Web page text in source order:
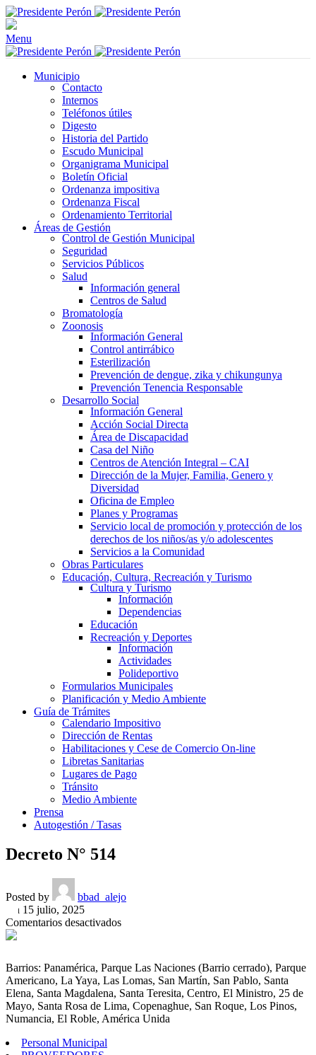
Menu
Municipio
Contacto
Internos
Teléfonos útiles
Digesto
Historia del Partido
Escudo Municipal
Organigrama Municipal
Boletín Oficial
Ordenanza impositiva
Ordenanza Fiscal
Ordenamiento Territorial
Áreas de Gestión
Control de Gestión Municipal
Seguridad
Servicios Públicos
Salud
Información general
Centros de Salud
Bromatología
Zoonosis
Información General
Control antirrábico
Esterilización
Prevención de dengue, zika y chikungunya
Prevención Tenencia Responsable
Desarrollo Social
Información General
Acción Social Directa
Área de Discapacidad
Casa del Niño
Centros de Atención Integral – CAI
Dirección de la Mujer, Familia, Genero y
Diversidad
Oficina de Empleo
Planes y Programas
Servicio local de promoción y protección de los
derechos de los niños/as y/o adolescentes
Servicios a la Comunidad
Obras Particulares
Educación, Cultura, Recreación y Turismo
Cultura y Turismo
Información
Dependencias
Educación
Recreación y Deportes
Información
Actividades
Polideportivo
Formularios Municipales
Planificación y Medio Ambiente
Guía de Trámites
Calendario Impositivo
Dirección de Rentas
Habilitaciones y Cese de Comercio On-line
Libretas Sanitarias
Lugares de Pago
Tránsito
Medio Ambiente
Prensa
Autogestión / Tasas
Decreto N° 514
Posted by
bbad_alejo
On 15 julio, 2025
Comentarios desactivadosen
Barrios: Panamérica, Parque Las Naciones (Barrio cerrado), Parque
Americano, La Yaya, Las Lomas, San Martín, San Pablo, Santa
Elena, Santa Magdalena, Santa Teresita, Centro, El Ministro, 25 de
Mayo, Santa Rosa de Lima, Copenaghue, San Roque, Los Pinos,
Numancia, El Roble, América Unida
Personal Municipal